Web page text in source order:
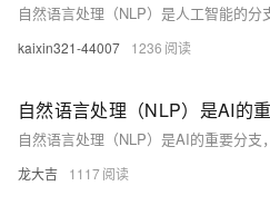
kaixin321-44007 1236
龙大吉 1117